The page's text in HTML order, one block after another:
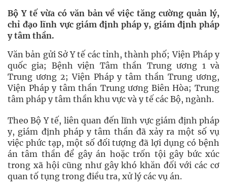
Bộ Y tế vừa có văn bản về việc tăng cường quản lý,
chỉ đạo lĩnh vực giám định pháp y, giám định pháp
y tâm thần.
Văn bản gửi Sở Y tế các tỉnh, thành phố; Viện Pháp y
quốc gia; Bệnh viện Tâm thần Trung ương 1 và
Trung ương 2; Viện Pháp y tâm thần Trung ương,
Viện Pháp y tâm thần Trung ương Biên Hòa; Trung
tâm pháp y tâm thần khu vực và y tế các Bộ, ngành.
Theo Bộ Y tế, liên quan đến lĩnh vực giám định pháp
y, giám định pháp y tâm thần đã xảy ra một số vụ
việc phức tạp, một số đối tượng đã lợi dụng có bệnh
án tâm thần để gây án hoặc trốn tội gây bức xúc
trong xã hội cũng như gây khó khăn đối với các cơ
quan tố tụng trong điều tra, xử lý các vụ án.